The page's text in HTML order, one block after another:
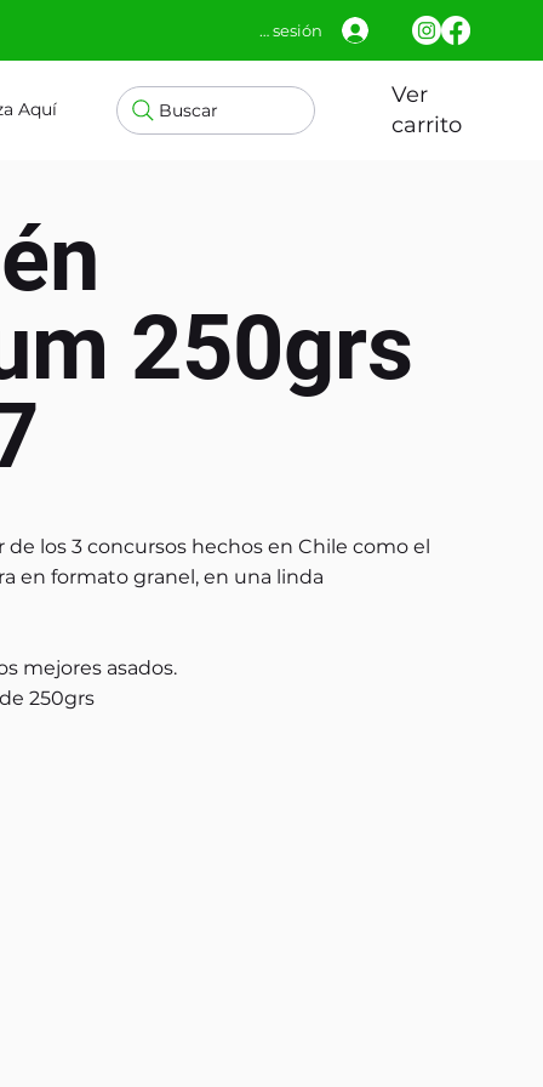
Aquí Buscar
Ver
carrito
Iniciar sesión
250grs
los 3 concursos hechos en Chile como el
en formato granel, en una linda
mejores asados.
250grs